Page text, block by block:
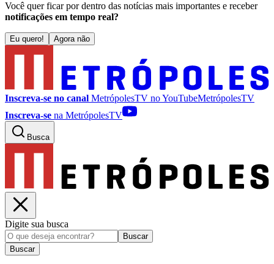
Você quer ficar por dentro das notícias mais importantes e receber
notificações em tempo real?
Eu quero! Agora não
Inscreva-se no canal MetrópolesTV noYouTubeMetrópolesTV
Inscreva-se na MetrópolesTV
Busca
Digite sua busca
Buscar
Buscar